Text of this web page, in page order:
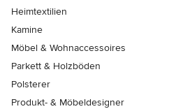
Heimtextilien
Kamine
Möbel & Wohnaccessoires
Parkett & Holzböden
Polsterer
Produkt- & Möbeldesigner